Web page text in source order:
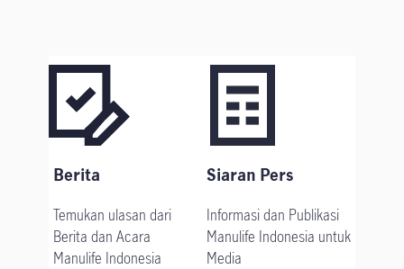
Berita
Temukan ulasan dari
Berita dan Acara
Manulife Indonesia
Siaran Pers
Informasi dan Publikasi
Manulife Indonesia untuk
Media